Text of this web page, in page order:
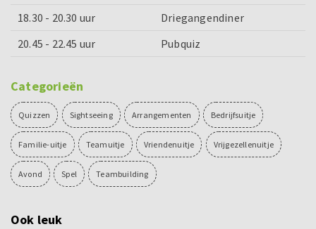
18.30 - 20.30 uur
Driegangendiner
20.45 - 22.45 uur
Pubquiz
Categorieën
Quizzen Sightseeing Arrangementen Bedrijfsuitje
Familie-uitje Teamuitje Vriendenuitje Vrijgezellenuitje
Avond Spel Teambuilding
Ook leuk